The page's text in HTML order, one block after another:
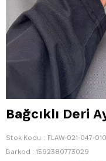
Bağcıklı Deri
Stok Kodu
FLAW-021-047-010
Barkod : 1592380773029